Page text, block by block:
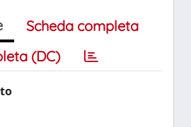
Scheda completa
(DC)